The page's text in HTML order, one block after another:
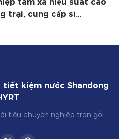
tầm xa hiệu suất cao
trại, cung cấp sỉ
tiết kiệm nước Shandong
tiêu chuyên nghiệp trọn gói